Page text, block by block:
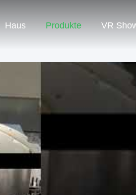
Haus Produkte VR